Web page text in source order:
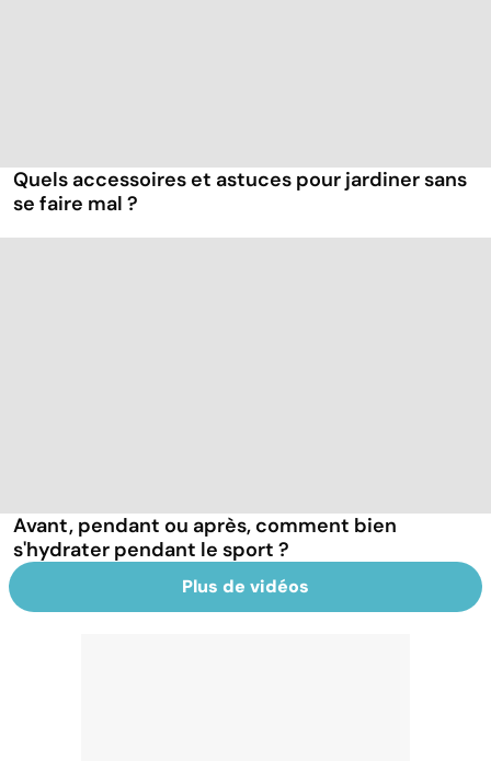
Quels accessoires et astuces pour jardiner sans
se faire mal ?
Avant, pendant ou après, comment bien
s'hydrater pendant le sport ?
Plus de vidéos